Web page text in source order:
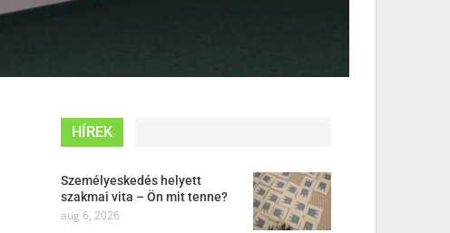
HÍREK
Személyeskedés helyett
szakmai vita – Ön mit tenne?
aug 6, 2026